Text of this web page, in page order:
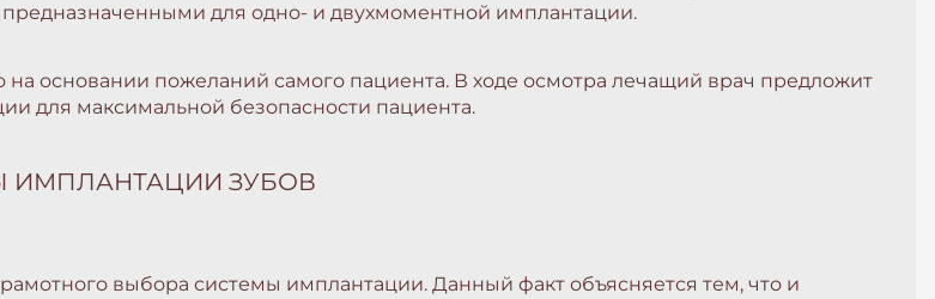
для одно- и двухмоментной имплантации.
на основании пожеланий самого пациента. В ходе осмотра лечащий врач предложит
для максимальной безопасности пациента.
ИМПЛАНТАЦИИ ЗУБОВ
выбора системы имплантации. Данный факт объясняется тем, что и